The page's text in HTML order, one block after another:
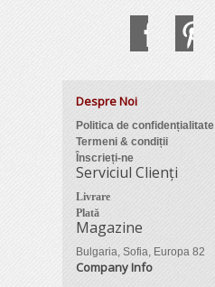
Despre Noi
Politica de confidențialitate
Termeni & condiții
Înscrieți-ne
Serviciul Clienți
Livrare
Plată
Magazine
Bulgaria, Sofia, Europa 82
Company Info